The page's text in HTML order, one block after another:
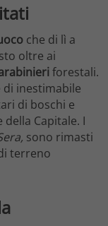
che di lì a
oltre ai
forestali.
inestimabile
di boschi e
Capitale. I
sono rimasti
terreno